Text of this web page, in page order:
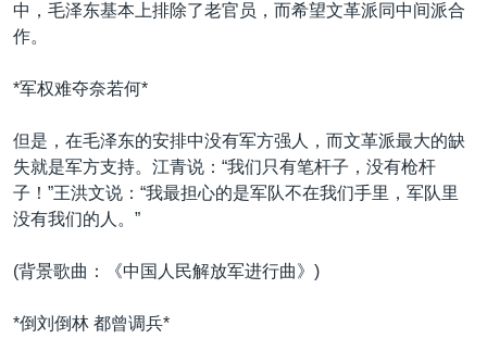
中，毛泽东基本上排除了老官员，而希望文革派同中间派合
作。
*军权难夺奈若何*
但是，在毛泽东的安排中没有军方强人，而文革派最大的缺
失就是军方支持。江青说：“我们只有笔杆子，没有枪杆
子！”王洪文说：“我最担心的是军队不在我们手里，军队里
没有我们的人。”
(背景歌曲：《中国人民解放军进行曲》)
*倒刘倒林 都曾调兵*